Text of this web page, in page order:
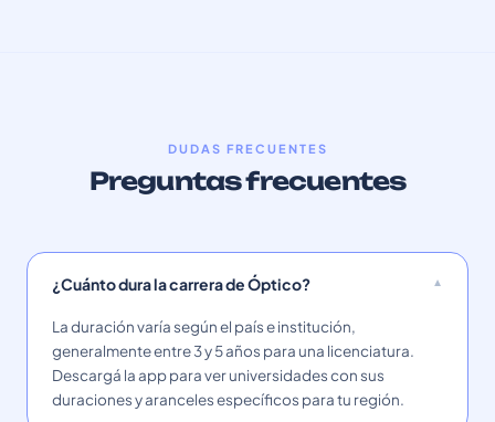
DUDAS FRECUENTES
Preguntas frecuentes
¿Cuánto dura la carrera de Óptico?
La duración varía según el país e institución,
generalmente entre 3 y 5 años para una licenciatura.
Descargá la app para ver universidades con sus
duraciones y aranceles específicos para tu región.